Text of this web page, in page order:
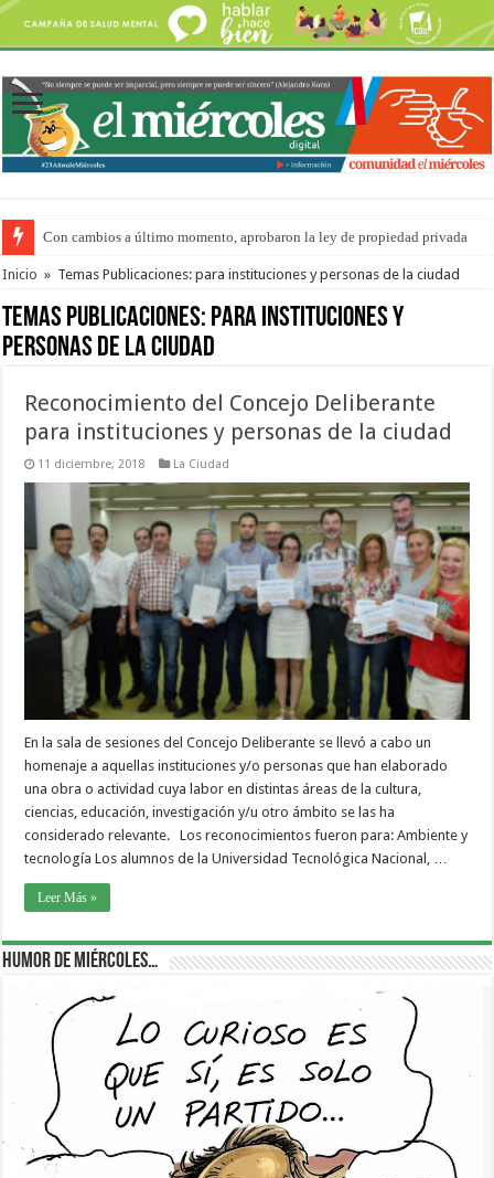
Con cambios a último momento, aprobaron la ley de propiedad privada
Adopción en Entre Ríos: el 35% de los 90 niños, niñas y adolescentes que
Inicio » Temas Publicaciones: para instituciones y personas de la ciudad
Temas Publicaciones: para instituciones y
personas de la ciudad
Reconocimiento del Concejo Deliberante
para instituciones y personas de la ciudad
11 diciembre, 2018 La Ciudad
En la sala de sesiones del Concejo Deliberante se llevó a cabo un
homenaje a aquellas instituciones y/o personas que han elaborado
una obra o actividad cuya labor en distintas áreas de la cultura,
ciencias, educación, investigación y/u otro ámbito se las ha
considerado relevante. Los reconocimientos fueron para: Ambiente y
tecnología Los alumnos de la Universidad Tecnológica Nacional, …
Leer Más »
Humor de Miércoles…